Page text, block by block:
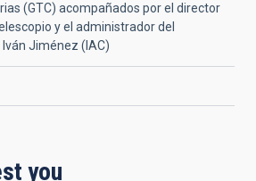
(GTC) acompañados por el director
y el administrador del
Jiménez (IAC)
you